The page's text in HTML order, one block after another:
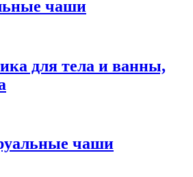
чаши
для тела и ванны,
чаши